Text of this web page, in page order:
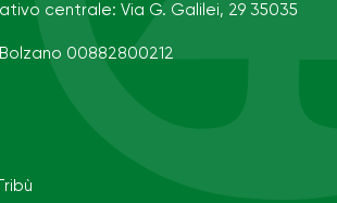
centrale: Via G. Galilei, 29 35035
00882800212